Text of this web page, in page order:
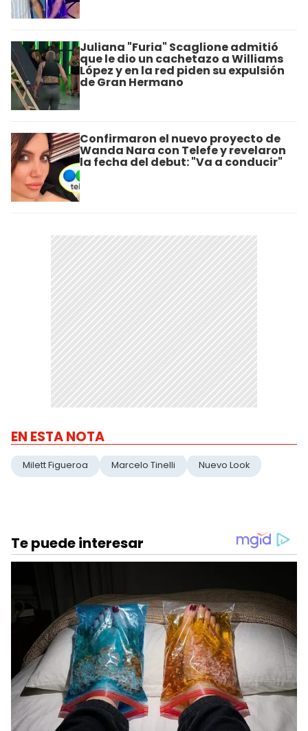
Juliana "Furia" Scaglione admitió
que le dio un cachetazo a Williams
López y en la red piden su expulsión
de Gran Hermano
Confirmaron el nuevo proyecto de
Wanda Nara con Telefe y revelaron
la fecha del debut: "Va a conducir"
EN ESTA NOTA
Milett Figueroa Marcelo Tinelli Nuevo Look